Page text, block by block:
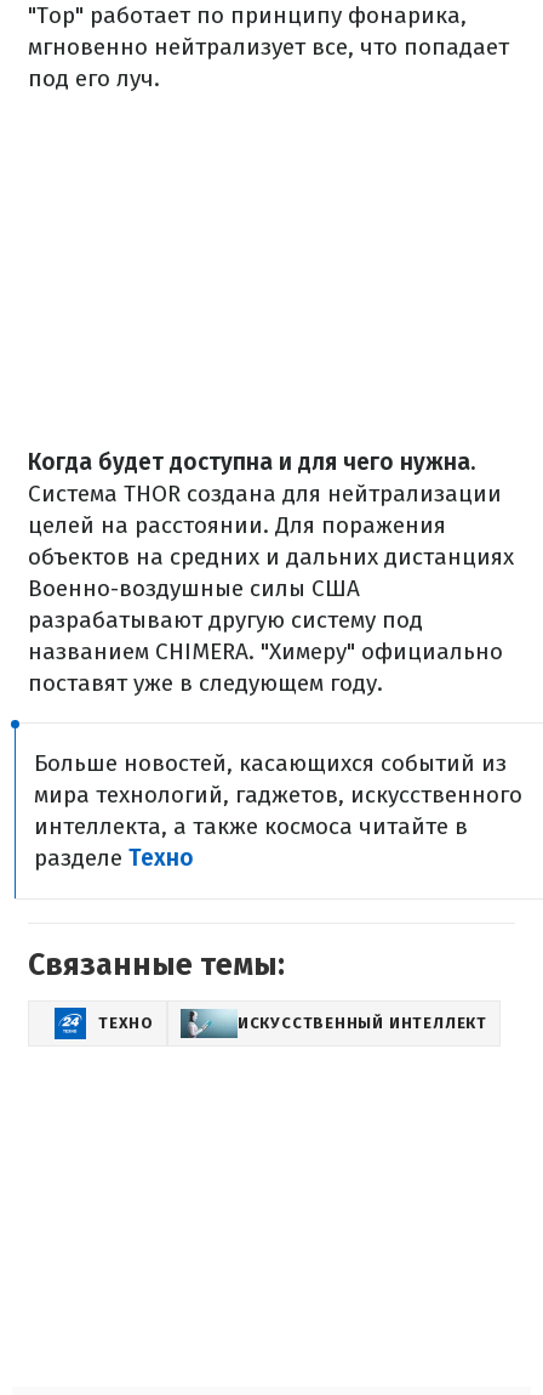
"Тор" работает по принципу фонарика,
мгновенно нейтрализует все, что попадает
под его луч.
Когда будет доступна и для чего нужна.
Система THOR создана для нейтрализации
целей на расстоянии. Для поражения
объектов на средних и дальних дистанциях
Военно-воздушные силы США
разрабатывают другую систему под
названием CHIMERA. "Химеру" официально
поставят уже в следующем году.
Больше новостей, касающихся событий из
мира технологий, гаджетов, искусственного
интеллекта, а также космоса читайте в
разделе Техно
Связанные темы:
ТЕХНО ИСКУССТВЕННЫЙ ИНТЕЛЛЕКТ